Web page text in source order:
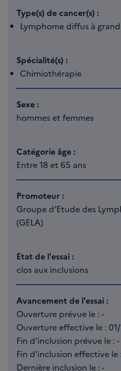
Type(s) de cancer(s) :
Lymphome diffus à
Spécialité(s) :
Chimiothérapie
Sexe :
hommes et femmes
Catégorie âge :
Entre 18 et 65 ans
Promoteur :
Groupe d'Etude des
(GELA)
Etat de l'essai :
clos aux inclusions
Avancement de l'essai :
Ouverture prévue le : -
Ouverture effective le :
Fin d'inclusion prévue le : -
Fin d'inclusion effective
Dernière inclusion le : -